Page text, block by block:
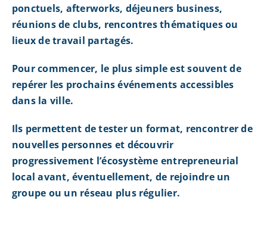
ponctuels, afterworks, déjeuners business,
réunions de clubs, rencontres thématiques ou
lieux de travail partagés.
Pour commencer, le plus simple est souvent de
repérer les prochains événements accessibles
dans la ville.
Ils permettent de tester un format, rencontrer de
nouvelles personnes et découvrir
progressivement l’écosystème entrepreneurial
local avant, éventuellement, de rejoindre un
groupe ou un réseau plus régulier.